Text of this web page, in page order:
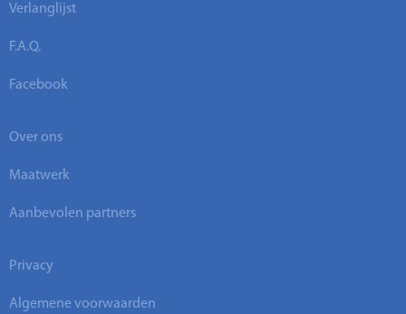
Verlanglijst
F.A.Q.
Facebook
Over ons
Maatwerk
Aanbevolen partners
Privacy
Algemene voorwaarden